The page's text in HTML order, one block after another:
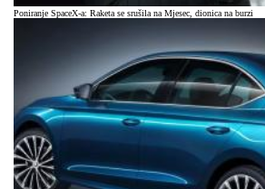
Poniranje SpaceX-a: Raketa se srušila na Mjesec, dionica na burzi